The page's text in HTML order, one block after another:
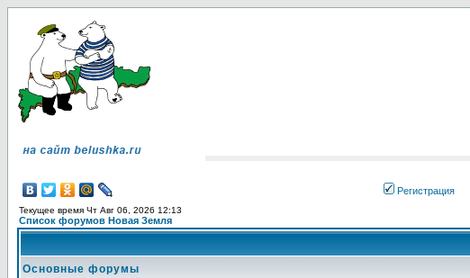
Регистрация
Текущее время Чт Авг 06, 2026 12:13
Список форумов Новая Земля
Основные форумы